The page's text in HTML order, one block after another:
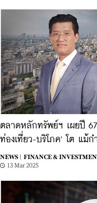
ตลาดหลักทรัพย์ฯ เผยปี
ท่องเที่ยว-บริโภค' โต แม้ก
NEWS |
FINANCE &
13 Mar 2025